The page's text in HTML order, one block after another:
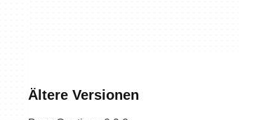
Ältere Versionen